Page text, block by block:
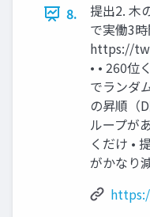
8.
提出2. 木
で実働3
https://
• • 260位
でランダ
の昇順（
ループが
くだけ •
がかなり